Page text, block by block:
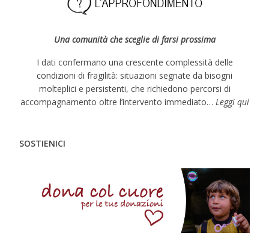
Una comunità che sceglie di farsi prossima
I dati confermano una crescente complessità delle
condizioni di fragilità: situazioni segnate da bisogni
molteplici e persistenti, che richiedono percorsi di
accompagnamento oltre l’intervento immediato… Leggi qui
SOSTIENICI